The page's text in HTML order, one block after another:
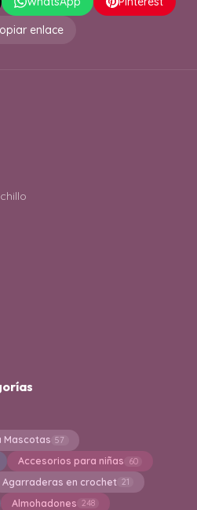
enlace
Mascotas 57
Accesorios para niñas 60
Agarraderas en crochet 21
Almohadones 248